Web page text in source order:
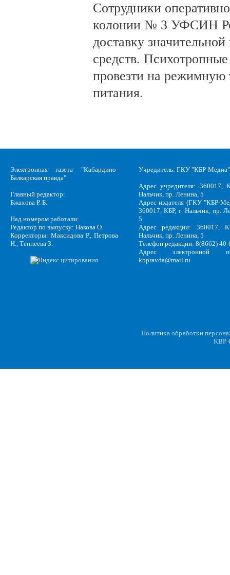
Сотрудники
колонии № 3 УФСИН
доставку
средств.
провезти на режимную
питания.
Электронная газета "Кабардино-
Балкарская правда"
Главный редактор:
Бжахова Р. Б.
Над номером работали:
Редактор по выпуску: Накова О.
Корректоры: Максидова Р., Петрова
Н., Теппеева З.
Учредитель: ГКУ "КБР-Медиа"
Адрес учредителя: 360017,
Нальчик, пр. Ленина, 5
Адрес издателя (ГКУ "КБР-
360017, КБР, г .Нальчик, пр.
5
Адрес редакции: 360017,
Нальчик, пр. Ленина, 5
Телефон редакции: 8(8662)
Адрес электронной
kbpravda@mail.ru
Политика обработки
KBP